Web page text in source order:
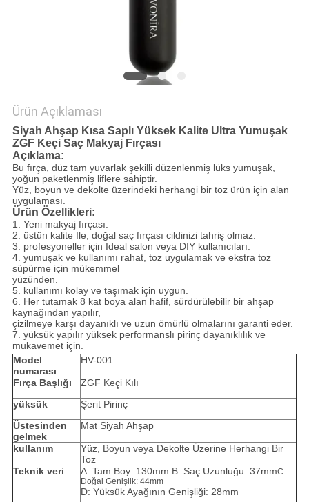
Ürün Açıklaması
Siyah Ahşap Kısa Saplı Yüksek Kalite Ultra Yumuşak
ZGF Keçi Saç Makyaj Fırçası
Açıklama:
Bu fırça, düz tam yuvarlak şekilli düzenlenmiş lüks yumuşak,
yoğun paketlenmiş liflere sahiptir.
Yüz, boyun ve dekolte üzerindeki herhangi bir toz ürün için alan
uygulaması.
Ürün Özellikleri:
1. Yeni makyaj fırçası.
2. üstün kalite Ile, doğal saç fırçası cildinizi tahriş olmaz.
3. profesyoneller için Ideal salon veya DIY kullanıcıları.
4. yumuşak ve kullanımı rahat, toz uygulamak ve ekstra toz
süpürme için mükemmel
yüzünden.
5. kullanımı kolay ve taşımak için uygun.
6. Her tutamak 8 kat boya alan hafif, sürdürülebilir bir ahşap
kaynağından yapılır,
çizilmeye karşı dayanıklı ve uzun ömürlü olmalarını garanti eder.
7. yüksük yapılır yüksek performanslı pirinç dayanıklılık ve
mukavemet için.
Model
numarası
HV-001
Fırça Başlığı
ZGF Keçi Kılı
yüksük
Şerit Pirinç
Üstesinden
gelmek
Mat Siyah Ahşap
kullanım
Yüz, Boyun veya Dekolte Üzerine Herhangi Bir
Toz
Teknik veri
A: Tam Boy: 130mm B: Saç Uzunluğu: 37mmC:
Doğal Genişlik: 44mm
D: Yüksük Ayağının Genişliği: 28mm